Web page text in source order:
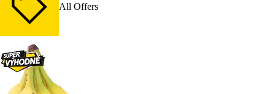
All Offers